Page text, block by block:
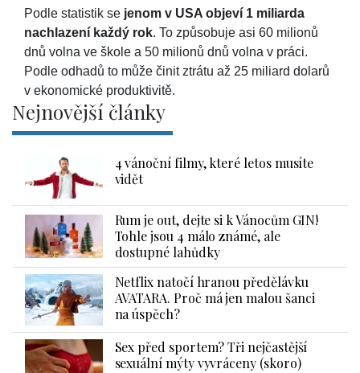
Podle statistik se jenom v USA objeví 1 miliarda
nachlazení každý rok. To způsobuje asi 60 milionů
dnů volna ve škole a 50 milionů dnů volna v práci.
Podle odhadů to může činit ztrátu až 25 miliard dolarů
v ekonomické produktivitě.
Nejnovější články
4 vánoční filmy, které letos musíte
vidět
Rum je out, dejte si k Vánocům GIN!
Tohle jsou 4 málo známé, ale
dostupné lahůdky
Netflix natočí hranou předělávku
AVATARA. Proč má jen malou šanci
na úspěch?
Sex před sportem? Tři nejčastější
sexuální mýty vyvráceny (skoro)